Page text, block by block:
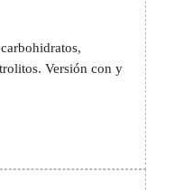
Versión con y